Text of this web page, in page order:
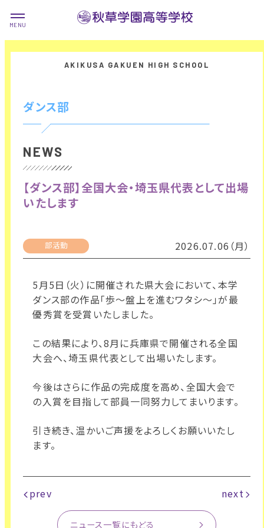
ダンス部
NEWS
【ダンス部】全国大会・埼玉県代表として出場
いたします
部活動 2026.07.06（月）
5月5日（火）に開催された県大会において、 本学
ダンス部の作品「歩～盤上を進むワタシ～」が最
優秀賞を受賞いたしました。
この結果により、8月に兵庫県で開催される全国
大会へ、埼玉県代表として出場いたします。
今後はさらに作品の完成度を高め、 全国大会で
の入賞を目指して部員一同努力してまいります。
引き続き、温かいご声援をよろしくお願いいたし
ます。
prev next
ニュース一覧にもどる